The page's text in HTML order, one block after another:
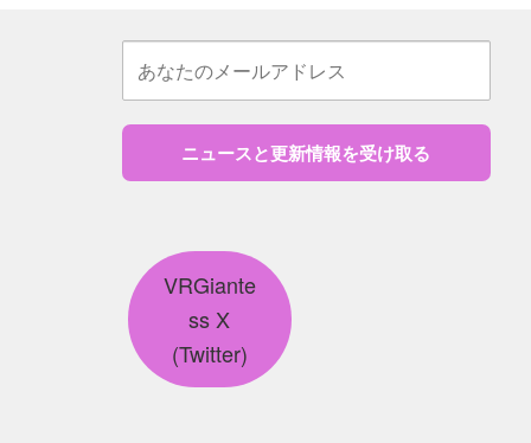
ニュースと更新情報を受け取る
VRGiante
ss X
(Twitter)